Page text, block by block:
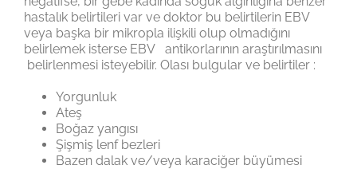
hastalık belirtileri var ve doktor bu belirtilerin EBV
veya başka bir mikropla ilişkili olup olmadığını
belirlemek isterse EBV antikorlarının araştırılmasını
belirlenmesi isteyebilir. Olası bulgular ve belirtiler :
Yorgunluk
Ateş
Boğaz yangısı
Şişmiş lenf bezleri
Bazen dalak ve/veya karaciğer büyümesi